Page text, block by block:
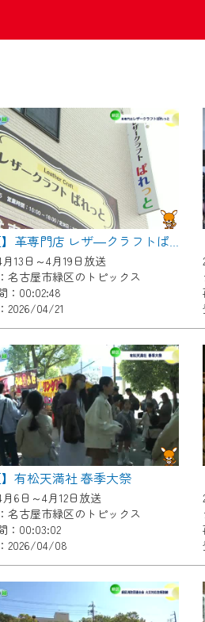
【緑区】革専門店 レザ―クラフトぱれっと
13日～4月19日放送
名古屋市緑区のトピックス
：00:02:48
2026/04/21
】有松天満社 春季大祭
月6日～4月12日放送
名古屋市緑区のトピックス
：00:03:02
2026/04/08
お知
』は2024年9月24日からリ
の地域の動画コンテンツが
、いつでも・どこでも・外
域情報番組をご視聴いただ
へのサービス向上のため、
くには、一部コンテンツを
マイページ※』へのログ
お願いいたします。
MyIDが必要となります。
むCCNetの各種サービスをご
ドレスで設定できます。
ルアドレスでも作成可能です
の新規登録は
引き続きご視聴いただけます